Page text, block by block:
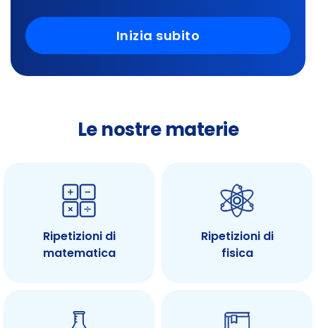
Inizia subito
Le nostre materie
Ripetizioni di
matematica
Ripetizioni di
fisica